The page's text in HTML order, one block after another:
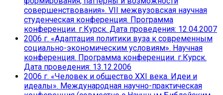
совершенствования». VII межвузовская научная
студенческая конференция. Программа
конференции. г.Курск. Дата проведения: 12.04.2007
2006 г. «Адаптация политики вуза к современным
социально-экономическим условиям». Научная
конференция. Программа конференции. г.Курск.
Дата проведения: 13.12.2006
2006 г. «Человек и общество XXI века. Идеи и
идеалы». Международная научно-практическая